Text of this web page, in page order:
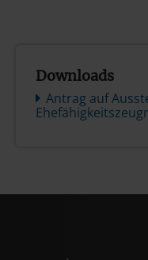
Downloads
Antrag auf